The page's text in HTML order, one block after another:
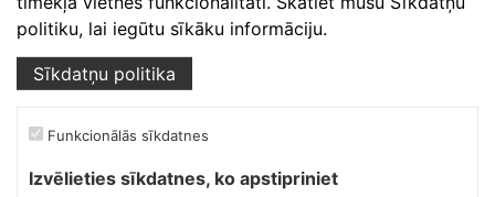
politiku, lai iegūtu sīkāku informāciju.
Sīkdatņu politika
Funkcionālās sīkdatnes
Izvēlieties sīkdatnes, ko apstipriniet